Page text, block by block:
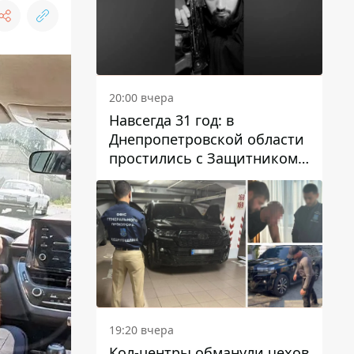
20:00 вчера
Навсегда 31 год: в
Днепропетровской области
простились с Защитником
Александром Репиным
19:20 вчера